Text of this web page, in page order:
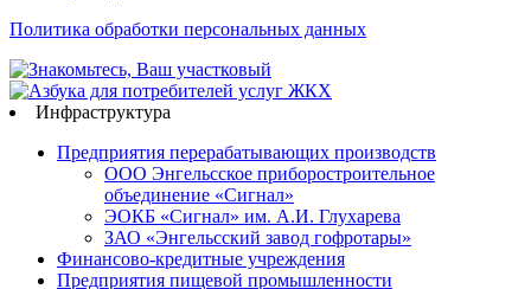
Политика обработки персональных данных
Инфраструктура
Предприятия перерабатывающих производств
ООО Энгельсское приборостроительное
объединение «Сигнал»
ЭОКБ «Сигнал» им. А.И. Глухарева
ЗАО «Энгельсский завод гофротары»
Финансово-кредитные учреждения
Предприятия пищевой промышленности